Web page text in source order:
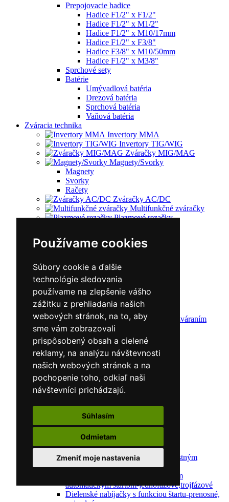
Používame cookies
Súbory cookie a ďalšie
technológie sledovania
používame na zlepšenie vášho
zážitku z prehliadania našich
webových stránok, na to, aby
sme vám zobrazovali
prispôsobený obsah a cielené
reklamy, na analýzu návštevnosti
našich webových stránok a na
pochopenie toho, odkiaľ naši
návštevníci prichádzajú.
Súhlasím
Odmietam
Zmeniť moje nastavenia
Prepojovacie hadice
Hadice F1/2" x F1/2"
Hadice F1/2" x M1/2"
Hadice F1/2" x M10/17mm
Hadice F1/2" x F3/8"
Hadice F3/8" x M10/50mm
Hadice F1/2" x M3/8"
Sprchové sety
Batérie
Umývadlová batéria
Drezová batéria
Sprchová batéria
Vaňová batéria
Zváracia technika
Invertory MMA
Invertory TIG/WIG
Zváračky MIG/MAG
Magnety/Svorky
Magnety
Svorky
Račety
Zváračky AC/DC
Multifunkčné zváračky
Plazmové rezačky
Redukčný ventil
Vozíky
Zváracie horáky
Zváracie masky
Zváracie káble
Zváracie drôty
CNC rezacie stroje
Elektródy
Ochrana pred zváraním
Predohrev / Žíhanie
Polohovacie systémy
Indukčný ohrev
Auto náradie a vybavenie servisov
Lakernícke stojany
Nabíjačky a testery
Navijaky
Navijaky ručné
Reťazové kladkostroje
Náradie pre uloženie brzdového systému
Nástroje pre autookná
Nabíjačky/Štartéry
Automatické nabíjačky
Automatické nabíjačky s bezpečnostným
automatickým štartom
Nabíjačky/Štartéry s bezpečnostným
automatickým štartom-jednofázové,trojfázové
Dielenské nabíjačky s funkciou štartu-prenosné,